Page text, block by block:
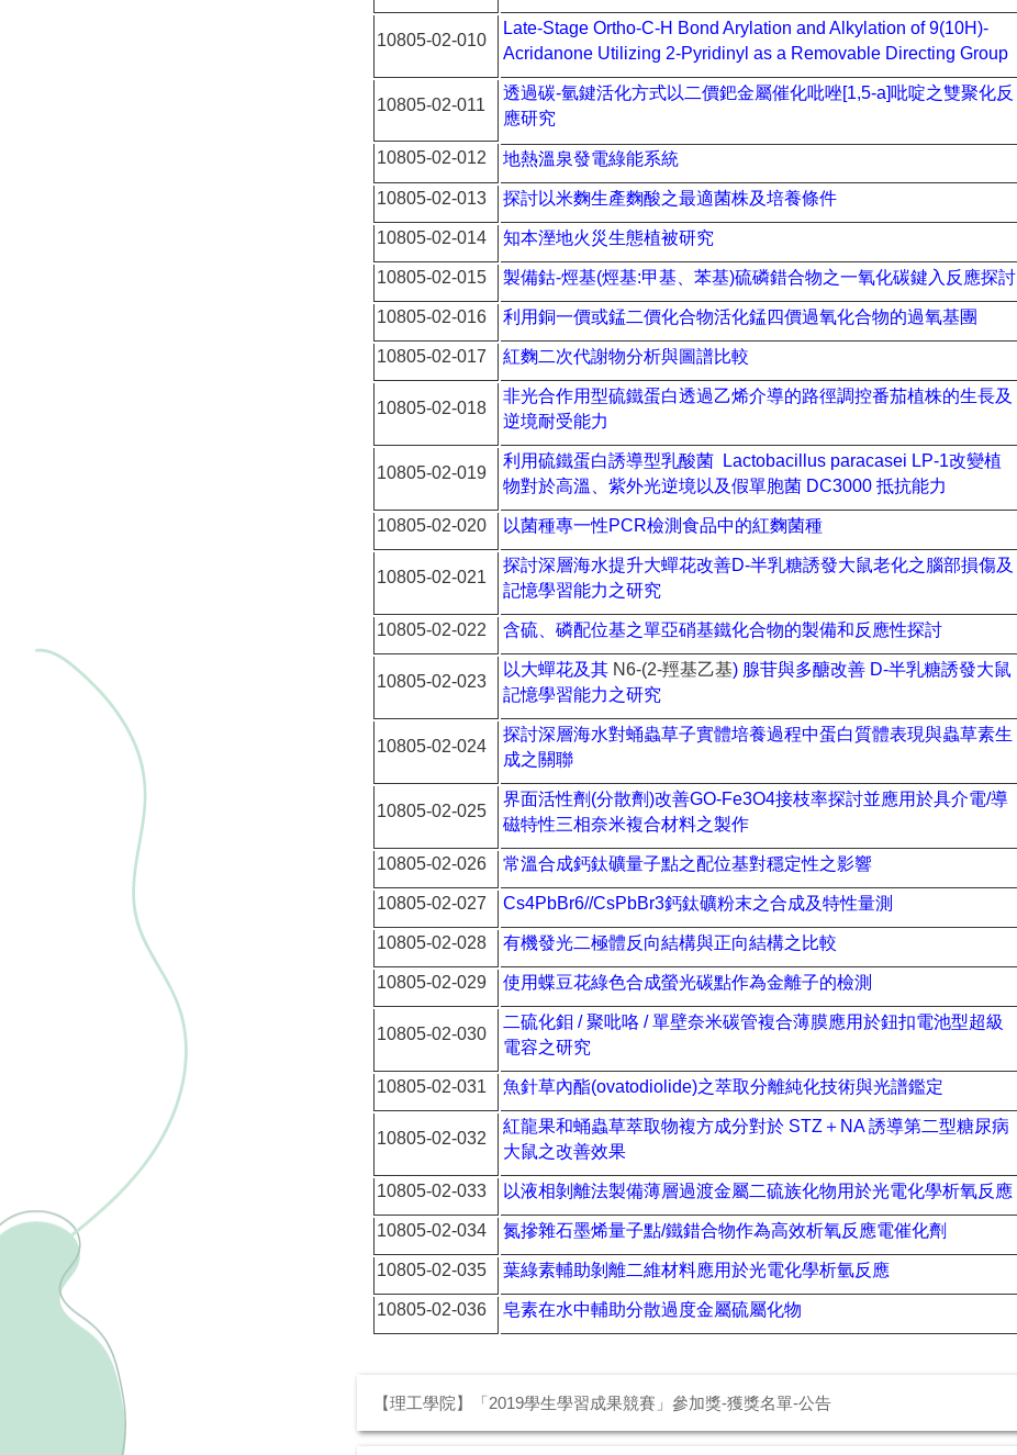
10805-02-010
Late-Stage Ortho-C-H Bond Arylation and Alkylation of 9(10H)-
Acridanone Utilizing 2-Pyridinyl as a Removable Directing Group
10805-02-011
透過碳-氫鍵活化方式以二價鈀金屬催化吡唑[1,5-a]吡啶之雙聚化反
應研究
10805-02-012 地熱溫泉發電綠能系統
10805-02-013 探討以米麴生產麴酸之最適菌株及培養條件
10805-02-014 知本溼地火災生態植被研究
10805-02-015 製備鈷-烴基(烴基:甲基、苯基)硫磷錯合物之一氧化碳鍵入反應探討
10805-02-016 利用銅一價或錳二價化合物活化錳四價過氧化合物的過氧基團
10805-02-017 紅麴二次代謝物分析與圖譜比較
10805-02-018
非光合作用型硫鐵蛋白透過乙烯介導的路徑調控番茄植株的生長及
逆境耐受能力
10805-02-019
利用硫鐵蛋白誘導型乳酸菌 Lactobacillus paracasei LP-1改變植
物對於高溫、紫外光逆境以及假單胞菌DC3000 抵抗能力
10805-02-020 以菌種專一性PCR檢測食品中的紅麴菌種
10805-02-021
探討深層海水提升大蟬花改善D-半乳糖誘發大鼠老化之腦部損傷及
記憶學習能力之研究
10805-02-022 含硫、磷配位基之單亞硝基鐵化合物的製備和反應性探討
10805-02-023
以大蟬花及其N6-(2-羥基乙基) 腺苷與多醣改善D-半乳糖誘發大鼠
記憶學習能力之研究
10805-02-024
探討深層海水對蛹蟲草子實體培養過程中蛋白質體表現與蟲草素生
成之關聯
10805-02-025
界面活性劑 (分散劑)改善GO-Fe3O4接枝率探討並應用於具介電/導
磁特性三相奈米複合材料之製作
10805-02-026 常溫合成鈣鈦礦量子點之配位基對穩定性之影響
10805-02-027 Cs4PbBr6//CsPbBr3鈣鈦礦粉末之合成及特性量測
10805-02-028 有機發光二極體反向結構與正向結構之比較
10805-02-029 使用蝶豆花綠色合成螢光碳點作為金離子的檢測
10805-02-030
二硫化鉬 /聚吡咯/單壁奈米碳管複合薄膜應用於鈕扣電池型超級
電容之研究
10805-02-031 魚針草內酯(ovatodiolide)之萃取分離純化技術與光譜鑑定
10805-02-032
紅龍果和蛹蟲草萃取物複方成分對於STZ＋ NA誘導第二型糖尿病
大鼠之改善效果
10805-02-033 以液相剝離法製備薄層過渡金屬二硫族化物用於光電化學析氧反應
10805-02-034 氮摻雜石墨烯量子點/鐵錯合物作為高效析氧反應電催化劑
10805-02-035 葉綠素輔助剝離二維材料應用於光電化學析氫反應
10805-02-036 皂素在水中輔助分散過度金屬硫屬化物
【理工學院】「2019學生學習成果競賽」參加獎-獲獎名單-公告